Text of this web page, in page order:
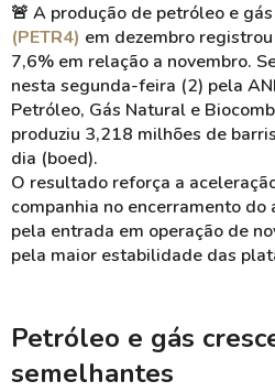
🚨 A produção de petróleo e
(PETR4) em dezembro
7,6% em relação a novembro.
nesta segunda-feira (2) pela
Petróleo, Gás Natural e
produziu 3,218 milhões de
dia (boed).
O resultado reforça a
companhia no encerramento do
pela entrada em operação de
pela maior estabilidade das
Petróleo e gás
semelhantes